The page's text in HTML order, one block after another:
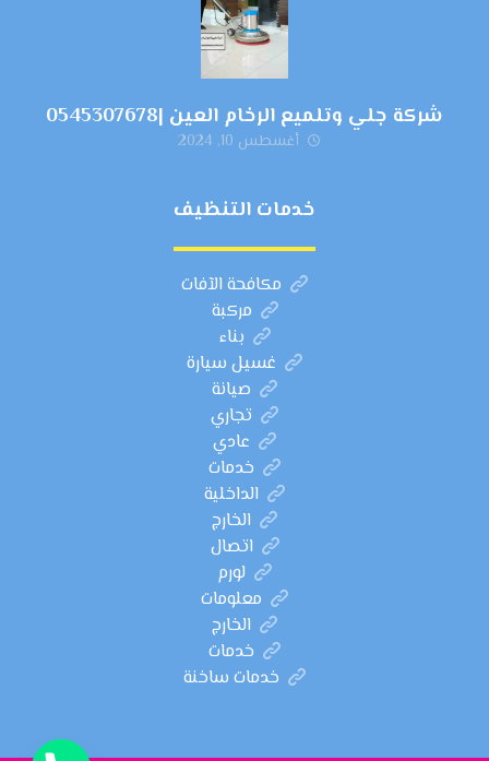
شركة جلي وتلميع الرخام العين |0545307678
أغسطس 10, 2024
خدمات التنظيف
مكافحة الآفات
مركبة
بناء
غسيل سيارة
صيانة
تجاري
عادي
خدمات
الداخلية
الخارج
اتصال
لورم
معلومات
الخارج
خدمات
خدمات ساخنة